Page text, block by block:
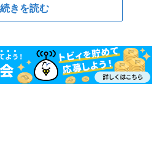
続きを読む